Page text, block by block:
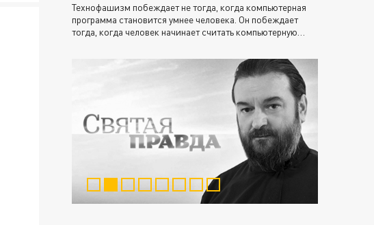
Технофашизм побеждает не тогда, когда компьютерная
программа становится умнее человека. Он побеждает
тогда, когда человек начинает считать компьютерную